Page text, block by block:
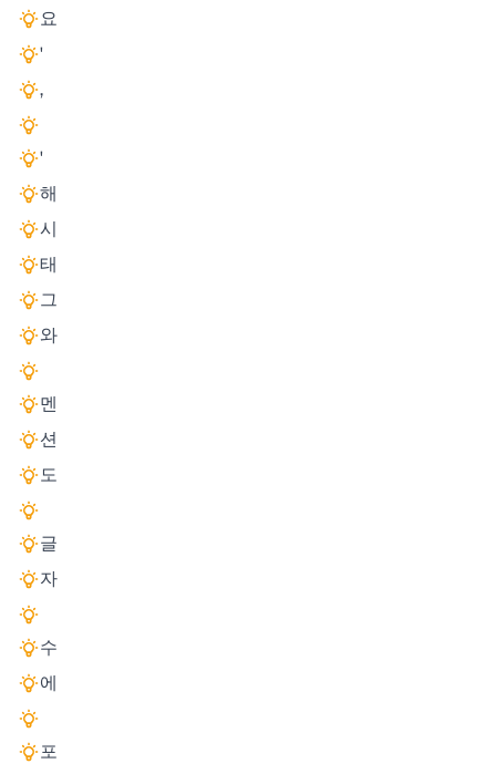
요
'
,
'
해
시
태
그
와
멘
션
도
글
자
수
에
포